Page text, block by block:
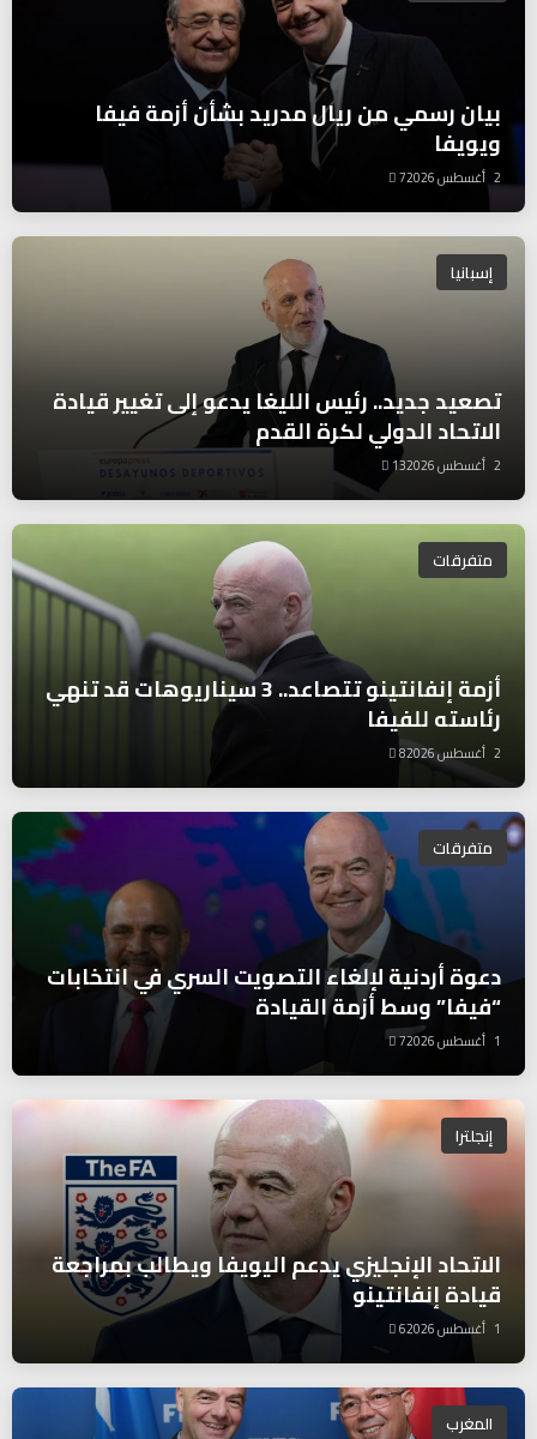
بيان رسمي من ريال مدريد بشأن أزمة فيفا
ويويفا
2 أغسطس 2026 7
إسبانيا
تصعيد جديد.. رئيس الليغا يدعو إلى تغيير قيادة
الاتحاد الدولي لكرة القدم
2 أغسطس 2026 13
متفرقات
أزمة إنفانتينو تتصاعد.. 3 سيناريوهات قد تنهي
رئاسته للفيفا
2 أغسطس 2026 8
متفرقات
دعوة أردنية لإلغاء التصويت السري في انتخابات
“فيفا” وسط أزمة القيادة
1 أغسطس 2026 7
إنجلترا
الاتحاد الإنجليزي يدعم اليويفا ويطالب بمراجعة
قيادة إنفانتينو
1 أغسطس 2026 6
المغرب